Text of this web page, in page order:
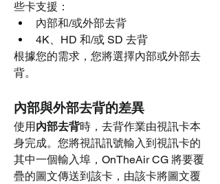
些卡支援：
內部和/或外部去背
4K、HD 和/或 SD 去背
根據您的需求，您將選擇內部或外部去
背。
內部與外部去背的差異
使用 內部去背時，去背作業由視訊卡本
身完成。您將視訊訊號輸入到視訊卡的
其中一個輸入埠，OnTheAir CG 將要覆
疊的圖文傳送到該卡，由該卡將圖文覆